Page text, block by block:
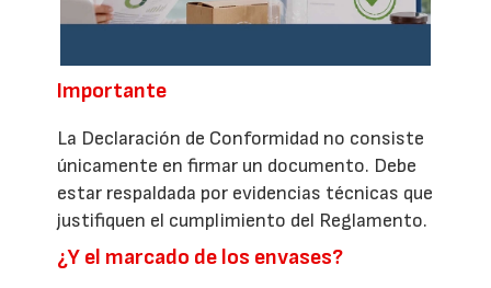
Importante
La Declaración de Conformidad no consiste
únicamente en firmar un documento. Debe
estar respaldada por evidencias técnicas que
justifiquen el cumplimiento del Reglamento.
¿Y el marcado de los envases?